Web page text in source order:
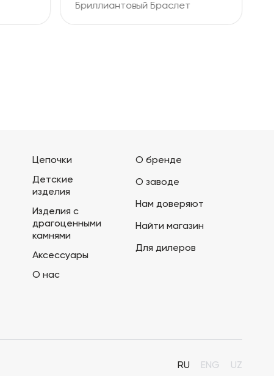
Бриллиантовый Браслет
Цепочки
Детские
изделия
Изделия с
драгоценными
камнями
Аксессуары
О нас
О бренде
О заводе
Нам доверяют
Найти магазин
Для дилеров
RU ENG UZ